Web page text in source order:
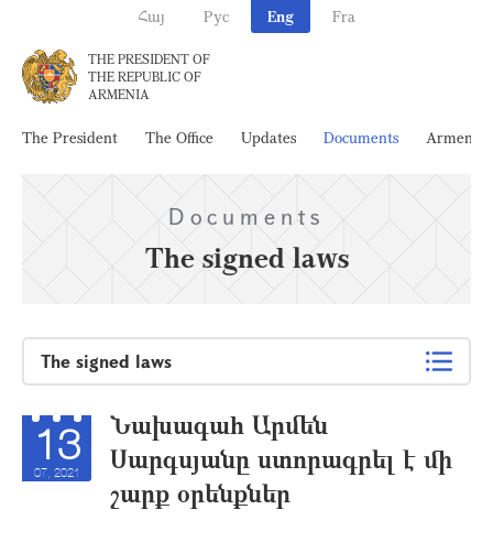
Հայ Рус Eng Fra
THE PRESIDENT OF
THE REPUBLIC OF
ARMENIA
The President The Office Updates Documents Armenia
Documents
The signed laws
The signed laws
13
07, 2021
Նախագահ Արմեն
Սարգսյանը ստորագրել է մի
շարք օրենքներ